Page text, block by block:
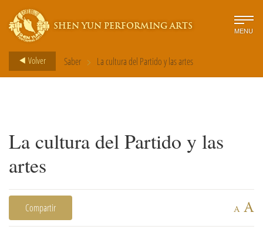
SHEN YUN PERFORMING ARTS MENU
Volver Saber > La cultura del Partido y las artes
La cultura del Partido y las
artes
Compartir A A